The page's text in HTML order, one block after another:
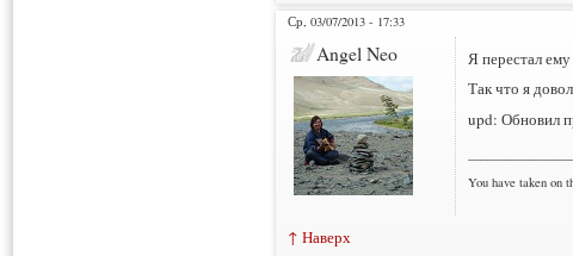
Ср, 03/07/2013 - 17:33
Angel Neo
Я перестал
Так что я
upd: Обновил
You have taken on
↑ Наверх